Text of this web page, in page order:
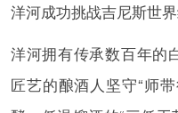
洋河成功挑战吉尼斯世
洋河拥有传承数百年的
匠艺的酿酒人坚守“师